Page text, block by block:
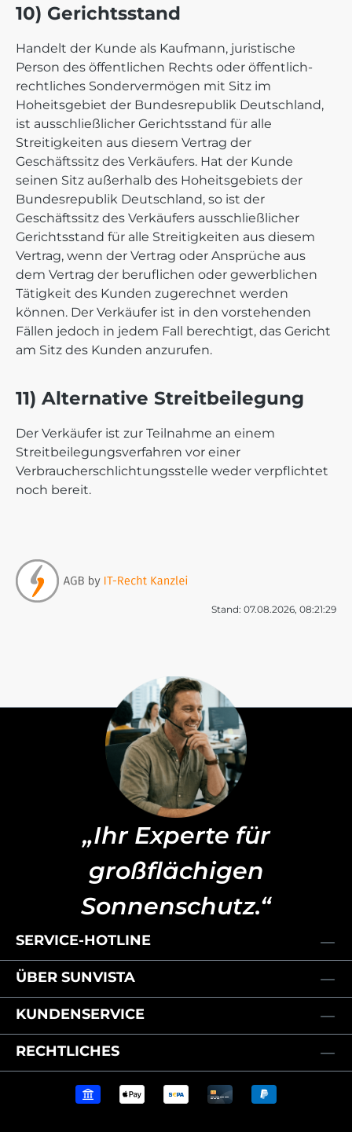
10) Gerichtsstand
Handelt der Kunde als Kaufmann, juristische
Person des öffentlichen Rechts oder öffentlich-
rechtliches Sondervermögen mit Sitz im
Hoheitsgebiet der Bundesrepublik Deutschland,
ist ausschließlicher Gerichtsstand für alle
Streitigkeiten aus diesem Vertrag der
Geschäftssitz des Verkäufers. Hat der Kunde
seinen Sitz außerhalb des Hoheitsgebiets der
Bundesrepublik Deutschland, so ist der
Geschäftssitz des Verkäufers ausschließlicher
Gerichtsstand für alle Streitigkeiten aus diesem
Vertrag, wenn der Vertrag oder Ansprüche aus
dem Vertrag der beruflichen oder gewerblichen
Tätigkeit des Kunden zugerechnet werden
können. Der Verkäufer ist in den vorstehenden
Fällen jedoch in jedem Fall berechtigt, das Gericht
am Sitz des Kunden anzurufen.
11) Alternative Streitbeilegung
Der Verkäufer ist zur Teilnahme an einem
Streitbeilegungsverfahren vor einer
Verbraucherschlichtungsstelle weder verpflichtet
noch bereit.
Stand: 07.08.2026, 08:21:29
„Ihr Experte für
großflächigen
Sonnenschutz.“
SERVICE-HOTLINE
ÜBER SUNVISTA
KUNDENSERVICE
RECHTLICHES